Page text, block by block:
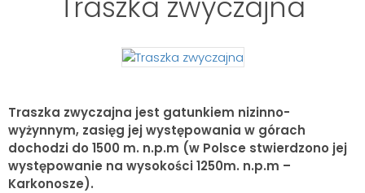
Traszka zwyczajna
Traszka zwyczajna jest gatunkiem nizinno-
wyżynnym, zasięg jej występowania w górach
dochodzi do 1500 m. n.p.m (w Polsce stwierdzono jej
występowanie na wysokości 1250m. n.p.m –
Karkonosze).